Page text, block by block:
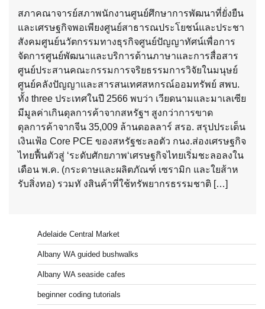
สภาคณาจารย์สภาพนักงานศูนย์ศึกษาการพัฒนาที่ยั่งยืน
และเศรษฐกิจพอเพียงศูนย์สาธารณประโยชน์และประชา
สังคมศูนย์นวัตกรรมทางธุรกิจศูนย์ปัญญาทัศน์เพื่อการ
จัดการศูนย์พัฒนาและบริการด้านภาษาและการสื่อสาร
ศูนย์ประสานคณะกรรมการจริยธรรมการวิจัยในมนุษย์
ศูนย์คลังปัญญาและสารสนเทศสหกรณ์ออมทรัพย์ สพบ.
ทั้ง three ประเทศในปี 2566 พบว่า เวียดนามและมาเลเซีย
มีมูลค่าเกินดุลการค้าจากสหรัฐฯ สูงกว่าการขาด
ดุลการค้าจากจีน 35,009 ล้านดอลลาร์ สรอ. สรุปประเด็น
เงินเฟ้อ Core PCE ของสหรัฐชะลอตัว กนง.ส่องเศรษฐกิจ
ไทยฟื้นตัวสู่ ‘ระดับศักยภาพ‘เศรษฐกิจไทยเริ่มชะลอลงใน
เดือน พ.ค. (กระดาษและผลิตภัณฑ์ เซรามิก และใยส้าห
รับสิ่งทอ) รวมทั งสินค้าที่ใช้ทรัพยากรธรรมชาติ […]
Adelaide Central Market
Albany WA guided bushwalks
Albany WA seaside cafes
beginner coding tutorials